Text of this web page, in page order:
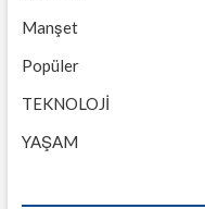
Manşet
Popüler
TEKNOLOJİ
YAŞAM